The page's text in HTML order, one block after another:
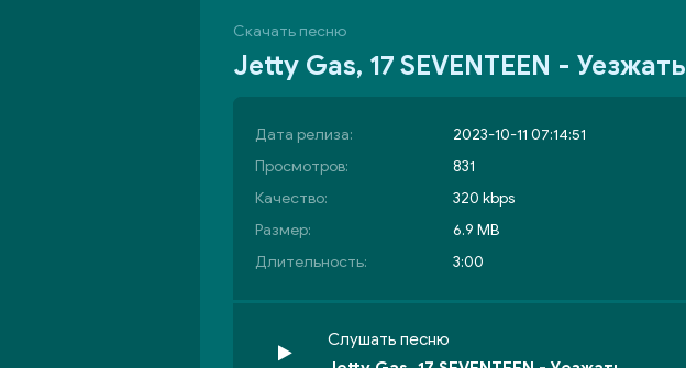
Скачать песню
Jetty Gas, 17 SEVENTEEN - Уезжать
Дата релиза:
2023-10-11 07:14:51
Просмотров:
831
Качество:
320 kbps
Размер:
6.9 MB
Длительность:
3:00
Слушать песню